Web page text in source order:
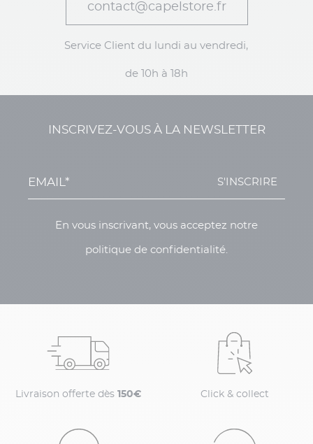
contact@capelstore.fr
Service Client du lundi au vendredi,
de 10h à 18h
INSCRIVEZ-VOUS À LA NEWSLETTER
S'INSCRIRE
En vous inscrivant, vous acceptez notre
politique de confidentialité.
Livraison offerte dès 150€ Click & collect